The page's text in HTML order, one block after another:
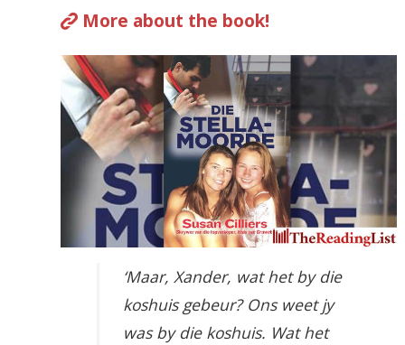
More about the book!
‘Maar, Xander, wat het by die
koshuis gebeur? Ons weet jy
was by die koshuis. Wat het